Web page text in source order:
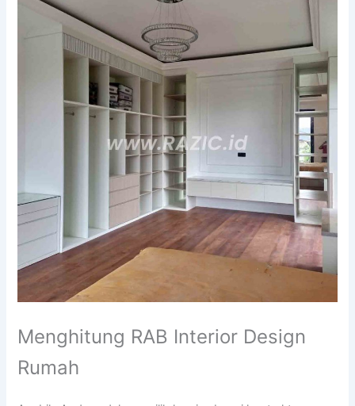
Menghitung RAB Interior Design
Rumah